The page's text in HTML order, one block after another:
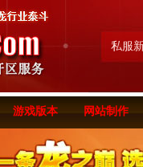
私服
游戏版本 网站制作